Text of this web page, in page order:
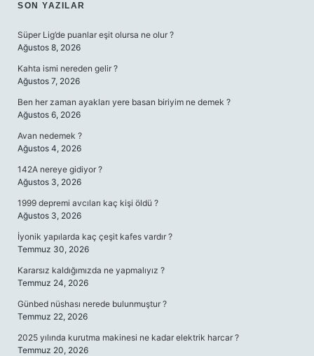
SIDEBAR
SON YAZILAR
Süper Lig’de puanlar eşit olursa ne olur ?
Ağustos 8, 2026
Kahta ismi nereden gelir ?
Ağustos 7, 2026
Ben her zaman ayakları yere basan biriyim ne demek ?
Ağustos 6, 2026
Avan nedemek ?
Ağustos 4, 2026
142A nereye gidiyor ?
Ağustos 3, 2026
1999 depremi avcıları kaç kişi öldü ?
Ağustos 3, 2026
İyonik yapılarda kaç çeşit kafes vardır ?
Temmuz 30, 2026
Kararsız kaldığımızda ne yapmalıyız ?
Temmuz 24, 2026
Günbed nüshası nerede bulunmuştur ?
Temmuz 22, 2026
2025 yılında kurutma makinesi ne kadar elektrik harcar ?
Temmuz 20, 2026